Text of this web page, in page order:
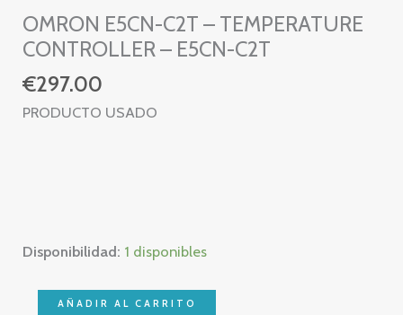
OMRON E5CN-C2T – TEMPERATURE
CONTROLLER – E5CN-C2T
€297.00
PRODUCTO USADO
Disponibilidad: 1 disponibles
OMRONAÑADIR AL CARRITO